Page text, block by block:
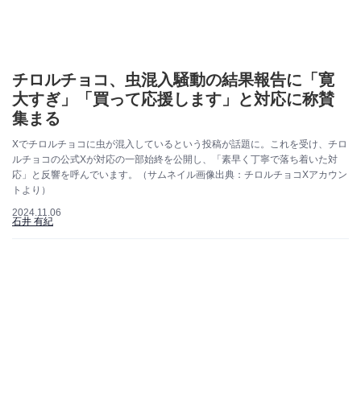
チロルチョコ、虫混入騒動の結果報告に「寛
大すぎ」「買って応援します」と対応に称賛
集まる
Xでチロルチョコに虫が混入しているという投稿が話題に。これを受け、チロ
ルチョコの公式Xが対応の一部始終を公開し、「素早く丁寧で落ち着いた対
応」と反響を呼んでいます。（サムネイル画像出典：チロルチョコXアカウン
トより）
2024.11.06
石井 有紀